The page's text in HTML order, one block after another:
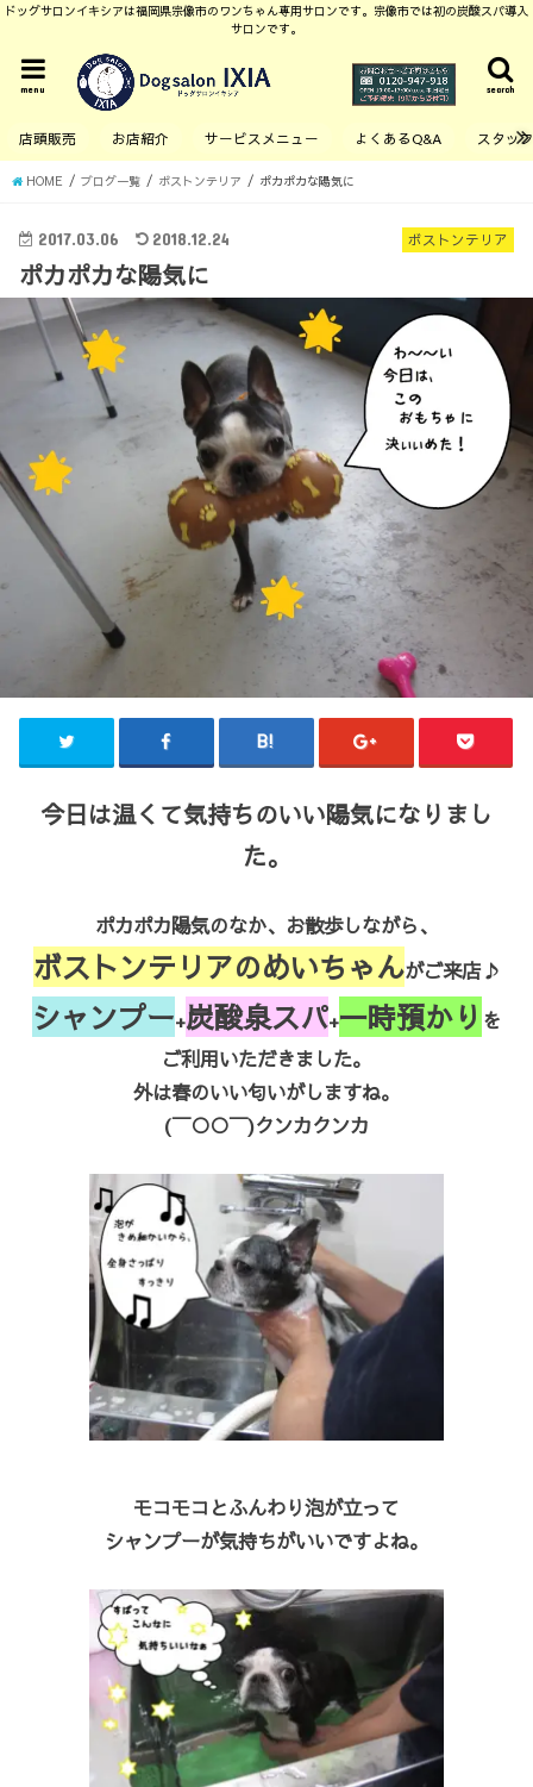
ドッグサロンイキシアは福岡県宗像市のワンちゃん専用サロンです。宗像市では初の炭酸スパ導入
サロンです。
search
menu
店頭販売 お店紹介 サービスメニュー よくあるQ&A スタッ
HOME ブログ一覧 ボストンテリア ポカポカな陽気に
ボストンテリア
2017.03.06 2018.12.24
ポカポカな陽気に
今日は温くて気持ちのいい陽気になりまし
た。
ポカポカ陽気のなか、お散歩しながら、
ボストンテリアのめいちゃんがご来店♪
シャンプー+炭酸泉スパ+一時預かり を
ご利用いただきました。
外は春のいい匂いがしますね。
(￣○○￣)クンカクンカ
モコモコとふんわり泡が立って
シャンプーが気持ちがいいですよね。